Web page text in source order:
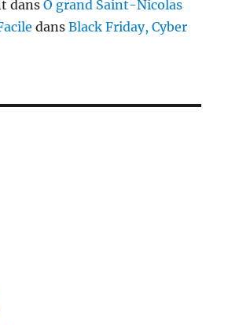
dansÔ grand Saint-Nicolas
dansBlack Friday, Cyber